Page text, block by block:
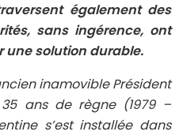
également des
sans ingérence, ont
une solution durable.
inamovible Président
35 ans de règne (1979 –
s’est installée dans